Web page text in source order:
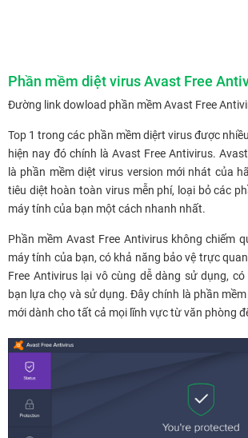
Phần mềm diệt virus Avast Free
Đường link dowload phần mềm Avast Free
Top 1 trong các phần mềm diệrt virus được
hiện nay đó chính là Avast Free Antivirus.
là phần mềm diệt virus version mới nhát của
tiêu diệt hoàn toàn virus mễn phí, loại bỏ các
máy tính của bạn một cách nhanh nhất.
Phần mềm Avast Free Antivirus không chiếm
máy tính của bạn, có khả năng bảo vệ trực
Free Antivirus lại vô cùng dễ dàng sử dụng,
bạn lựa chọ và sử dụng. Đây chính là phần
mới dành cho tất cả mọi lĩnh vực từ văn phòng